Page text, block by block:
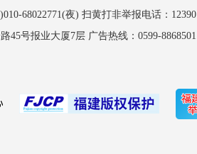
68022771(夜) 扫黄打非举报电话：12390
45号报业大厦7层 广告热线：0599-8868501